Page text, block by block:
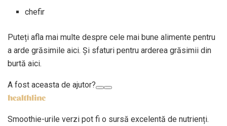
chefir
Puteți afla mai multe despre cele mai bune alimente pentru
a arde grăsimile aici. Și sfaturi pentru arderea grăsimii din
burtă aici.
A fost aceasta de ajutor?
Smoothie-urile verzi pot fi o sursă excelentă de nutrienți.